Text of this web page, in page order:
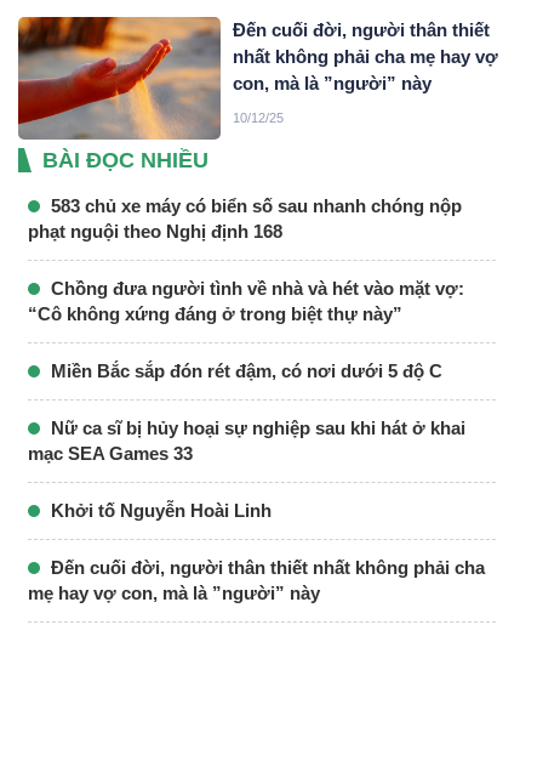
Đến cuối đời, người thân thiết
nhất không phải cha mẹ hay vợ
con, mà là ”người” này
10/12/25
BÀI ĐỌC NHIỀU
583 chủ xe máy có biển số sau nhanh chóng nộp
phạt nguội theo Nghị định 168
Chồng đưa người tình về nhà và hét vào mặt vợ:
“Cô không xứng đáng ở trong biệt thự này”
Miền Bắc sắp đón rét đậm, có nơi dưới 5 độ C
Nữ ca sĩ bị hủy hoại sự nghiệp sau khi hát ở khai
mạc SEA Games 33
Khởi tố Nguyễn Hoài Linh
Đến cuối đời, người thân thiết nhất không phải cha
mẹ hay vợ con, mà là ”người” này